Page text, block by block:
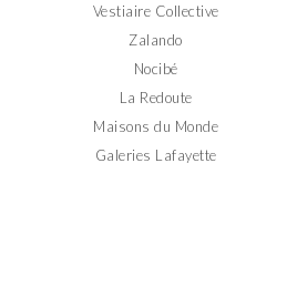
Vestiaire Collective
Zalando
Nocibé
La Redoute
Maisons du Monde
Galeries Lafayette